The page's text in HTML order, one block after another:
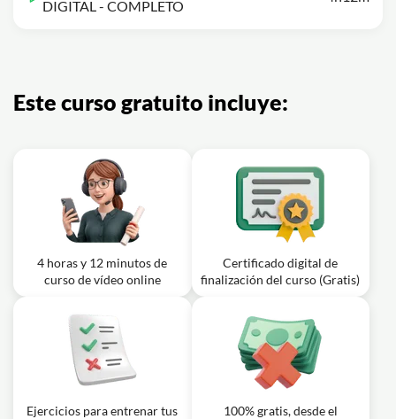
DIGITAL - COMPLETO
Este curso gratuito incluye:
4 horas y 12 minutos de
curso de vídeo online
Certificado digital de
finalización del curso (Gratis)
Ejercicios para entrenar tus
100% gratis, desde el